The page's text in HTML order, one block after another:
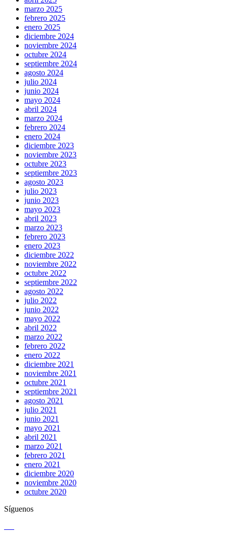
marzo 2025
febrero 2025
enero 2025
diciembre 2024
noviembre 2024
octubre 2024
septiembre 2024
agosto 2024
julio 2024
junio 2024
mayo 2024
abril 2024
marzo 2024
febrero 2024
enero 2024
diciembre 2023
noviembre 2023
octubre 2023
septiembre 2023
agosto 2023
julio 2023
junio 2023
mayo 2023
abril 2023
marzo 2023
febrero 2023
enero 2023
diciembre 2022
noviembre 2022
octubre 2022
septiembre 2022
agosto 2022
julio 2022
junio 2022
mayo 2022
abril 2022
marzo 2022
febrero 2022
enero 2022
diciembre 2021
noviembre 2021
octubre 2021
septiembre 2021
agosto 2021
julio 2021
junio 2021
mayo 2021
abril 2021
marzo 2021
febrero 2021
enero 2021
diciembre 2020
noviembre 2020
octubre 2020
Síguenos